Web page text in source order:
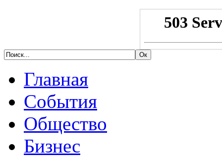
Главная
События
Общество
Бизнес